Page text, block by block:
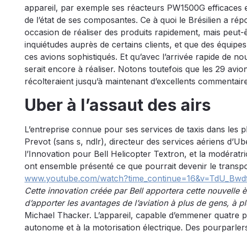
appareil, par exemple ses réacteurs PW1500G
de l’état de ses composantes. Ce à quoi le Brésilien a
occasion de réaliser des produits rapidement, mais
inquiétudes auprès de certains clients, et que des
ces avions sophistiqués. Et qu’avec l’arrivée rapide de
serait encore à réaliser. Notons toutefois que les 29
récolteraient jusqu’à maintenant d’excellents
Uber à l’assaut des airs
L’entreprise connue pour ses services de taxis dans
Prevot (sans s, ndlr), directeur des services aériens
l’Innovation pour Bell Helicopter Textron, et la
ont ensemble présenté ce que pourrait devenir le
www.youtube.com/
Cette innovation créée par Bell apportera cette nouvelle
d’apporter les avantages de l’aviation à plus de gens, à
Michael Thacker. L’appareil, capable d’emmener
autonome et à la motorisation électrique. Des